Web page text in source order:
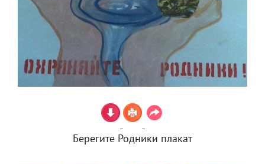
Берегите Родники плакат